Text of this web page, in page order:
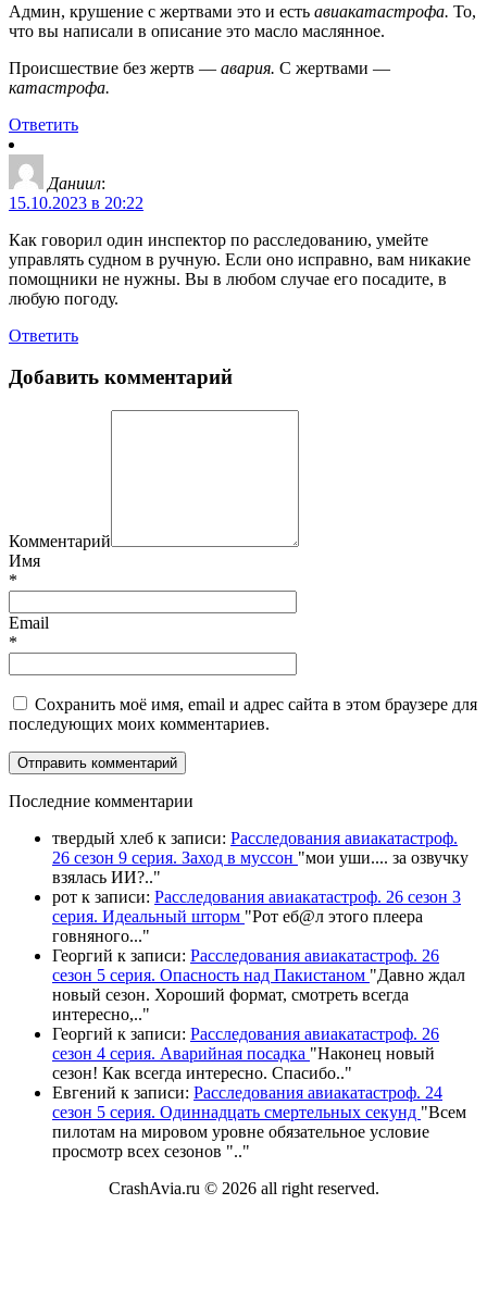
Админ, крушение с жертвами это и есть авиакатастрофа. То,
что вы написали в описание это масло маслянное.
Происшествие без жертв — авария. С жертвами —
катастрофа.
Ответить
Даниил:
15.10.2023 в 20:22
Как говорил один инспектор по расследованию, умейте
управлять судном в ручную. Если оно исправно, вам никакие
помощники не нужны. Вы в любом случае его посадите, в
любую погоду.
Ответить
Добавить комментарий
Комментарий
Имя
*
Email
*
Сохранить моё имя, email и адрес сайта в этом браузере для
последующих моих комментариев.
Последние комментарии
твердый хлеб к записи: Расследования авиакатастроф.
26 сезон 9 серия. Заход в муссон "мои уши.... за озвучку
взялась ИИ?.."
рот к записи: Расследования авиакатастроф. 26 сезон 3
серия. Идеальный шторм "Рот еб@л этого плеера
говняного..."
Георгий к записи: Расследования авиакатастроф. 26
сезон 5 серия. Опасность над Пакистаном "Давно ждал
новый сезон. Хороший формат, смотреть всегда
интересно,.."
Георгий к записи: Расследования авиакатастроф. 26
сезон 4 серия. Аварийная посадка "Наконец новый
сезон! Как всегда интересно. Спасибо.."
Евгений к записи: Расследования авиакатастроф. 24
сезон 5 серия. Одиннадцать смертельных секунд "Всем
пилотам на мировом уровне обязательное условие
просмотр всех сезонов ".."
CrashAvia.ru © 2026 all right reserved.